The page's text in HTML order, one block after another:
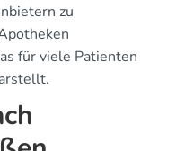
zu
für viele Patienten